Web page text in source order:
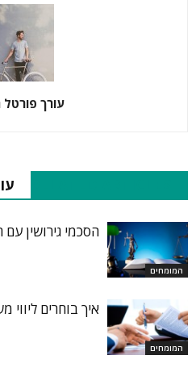
עורך פורטל
המומחים
הסכמי גירושין
המומחים
איך בוחרים